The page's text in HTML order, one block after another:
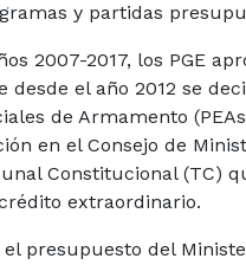
y partidas
2007-2017, los PGE
desde el año 2012 se
de Armamento
en el Consejo de
Constitucional (TC)
extraordinario.
presupuesto del